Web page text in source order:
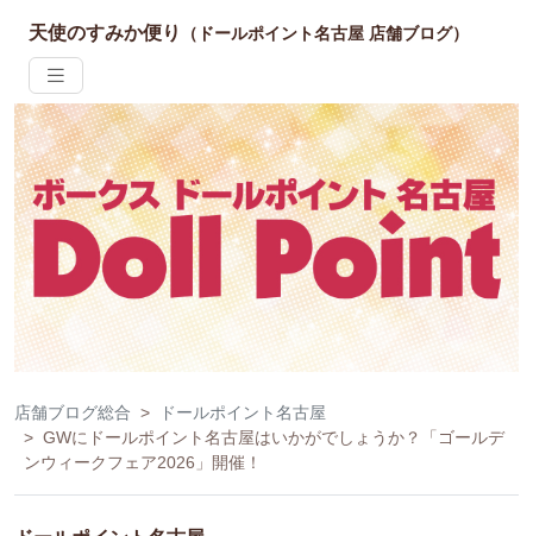
天使のすみか便り （ドールポイント名古屋 店舗ブログ）
店舗ブログ総合
ドールポイント名古屋
GWにドールポイント名古屋はいかがでしょうか？「ゴールデ
ンウィークフェア2026」開催！